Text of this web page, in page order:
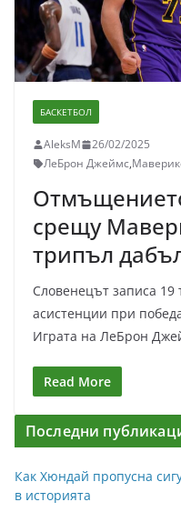
БАСКЕТБОЛ
AleksM
26/02/2025
ЛеБрон Джеймс,
срещу
трипъл
Словенецът записа 19
асистенции при
Играта на ЛеБрон
Read More
Последни
Как Хюндай пропусна
в историята